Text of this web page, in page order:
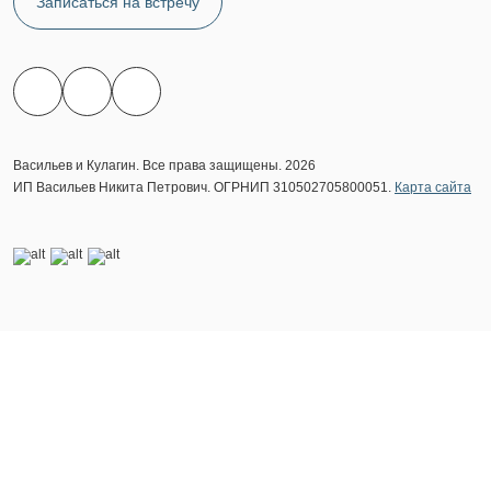
Васильев и Кулагин. Все права защищены. 2026
ИП Васильев Никита Петрович. ОГРНИП 310502705800051. Карта сайта